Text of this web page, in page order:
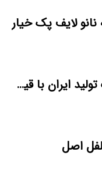
لایف پک خیار
کیسه هوشمند اسپک تولید ایران با قیمت فوق العاده
اصل